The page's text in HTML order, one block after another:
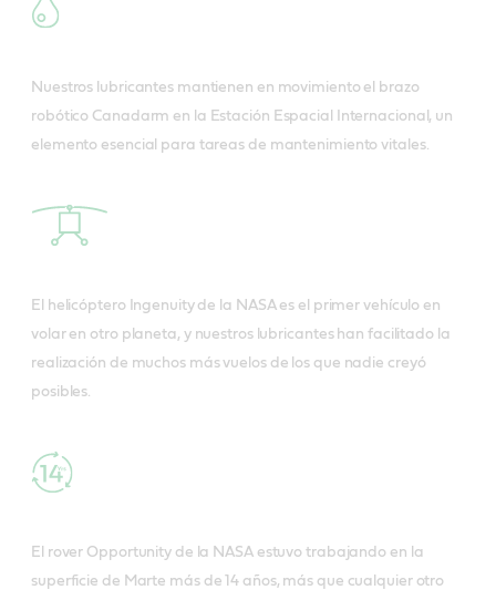
Nuestros lubricantes mantienen en movimiento el brazo
robótico Canadarm en la Estación Espacial Internacional, un
elemento esencial para tareas de mantenimiento vitales.
El helicóptero Ingenuity de la NASA es el primer vehículo en
volar en otro planeta, y nuestros lubricantes han facilitado la
realización de muchos más vuelos de los que nadie creyó
posibles.
El rover Opportunity de la NASA estuvo trabajando en la
superficie de Marte más de 14 años, más que cualquier otro